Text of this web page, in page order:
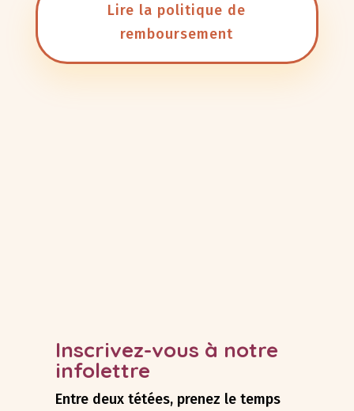
Lire la politique de
remboursement
Inscrivez-vous à notre
infolettre
Entre deux tétées, prenez le temps